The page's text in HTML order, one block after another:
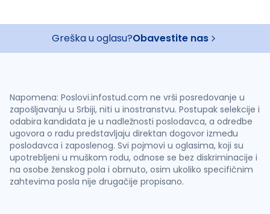
Greška u oglasu?Obavestite nas
Napomena: Poslovi.infostud.com ne vrši posredovanje u
zapošljavanju u Srbiji, niti u inostranstvu. Postupak selekcije i
odabira kandidata je u nadležnosti poslodavca, a odredbe
ugovora o radu predstavljaju direktan dogovor između
poslodavca i zaposlenog. Svi pojmovi u oglasima, koji su
upotrebljeni u muškom rodu, odnose se bez diskriminacije i
na osobe ženskog pola i obrnuto, osim ukoliko specifičnim
zahtevima posla nije drugačije propisano.